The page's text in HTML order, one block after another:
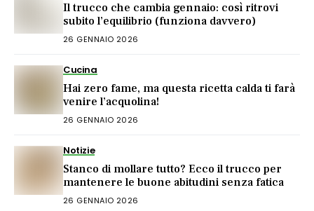
Il trucco che cambia gennaio: così ritrovi
subito l’equilibrio (funziona davvero)
26 GENNAIO 2026
Cucina
Hai zero fame, ma questa ricetta calda ti farà
venire l’acquolina!
26 GENNAIO 2026
Notizie
Stanco di mollare tutto? Ecco il trucco per
mantenere le buone abitudini senza fatica
26 GENNAIO 2026